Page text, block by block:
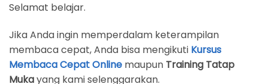
Selamat belajar.
Jika Anda ingin memperdalam keterampilan
membaca cepat, Anda bisa mengikuti Kursus
Membaca Cepat Online maupun Training Tatap
Mukayang kami selenggarakan.